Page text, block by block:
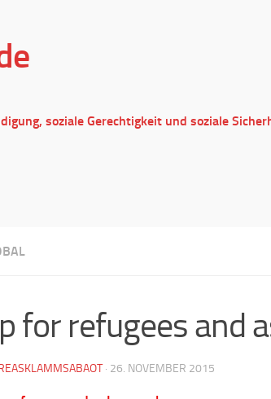
soziale Gerechtigkeit und soziale
for refugees and
· 26. NOVEMBER 2015